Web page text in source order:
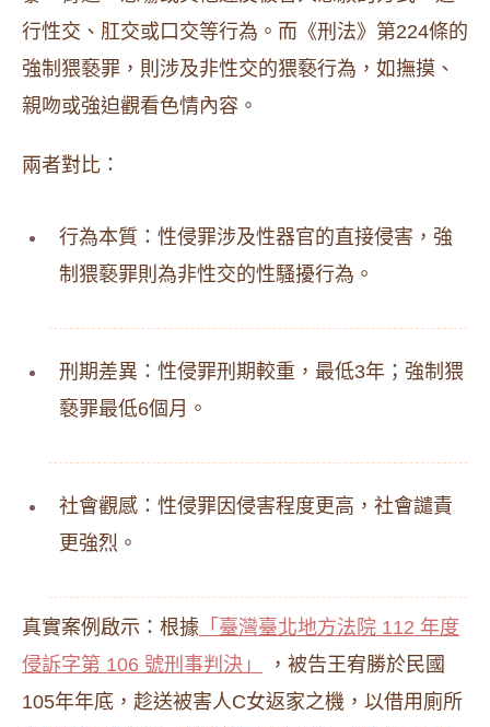
行性交、肛交或口交等行為。而《刑法》第224條的
強制猥褻罪，則涉及非性交的猥褻行為，如撫摸、
親吻或強迫觀看色情內容。
兩者對比：
行為本質：性侵罪涉及性器官的直接侵害，強
制猥褻罪則為非性交的性騷擾行為。
刑期差異：性侵罪刑期較重，最低3年；強制猥
褻罪最低6個月。
社會觀感：性侵罪因侵害程度更高，社會譴責
更強烈。
真實案例啟示：根據 「臺灣臺北地方法院 112 年度
侵訴字第 106 號刑事判決」
，被告王宥勝於民國
105年年底，趁送被害人C女返家之機，以借用廁所